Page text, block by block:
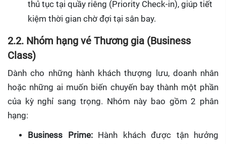
thủ tục tại quầy riêng (Priority Check-in), giúp tiết
kiệm thời gian chờ đợi tại sân bay.
2.2. Nhóm hạng vé Thương gia (Business
Class)
Dành cho những hành khách thượng lưu, doanh nhân
hoặc những ai muốn biến chuyến bay thành một phần
của kỳ nghỉ sang trọng. Nhóm này bao gồm 2 phân
hạng:
Business Prime:Hành khách được tận hưởng